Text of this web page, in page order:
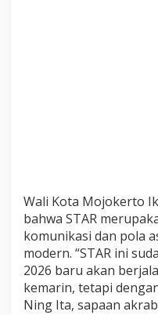
n
i
k
s
i
E
f
Wali Kota Mojokerto
bahwa STAR
komunikasi dan pola
modern. “STAR ini
2026 baru akan
kemarin, tetapi
Ning Ita, sapaan